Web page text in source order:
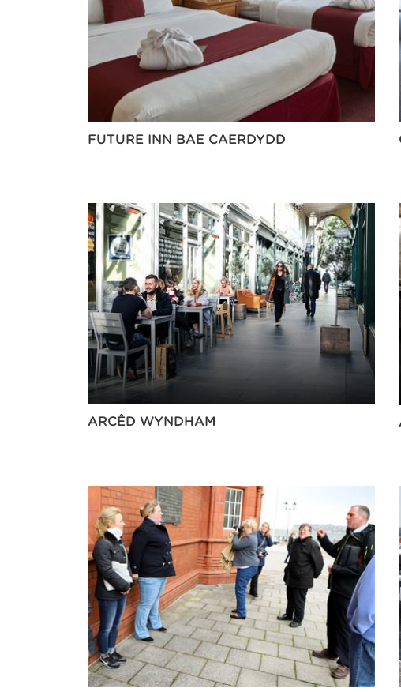
FUTURE INN BAE CAERDYDD
ARCÊD WYNDHAM